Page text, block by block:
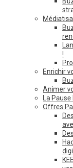
!
Enrichir
Animer
La
Offres